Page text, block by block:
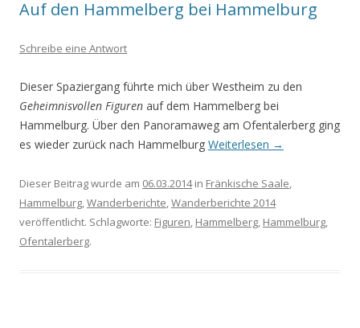
Auf den Hammelberg bei Hammelburg
Schreibe eine Antwort
Dieser Spaziergang führte mich über Westheim zu den
Geheimnisvollen Figuren auf dem Hammelberg bei
Hammelburg. Über den Panoramaweg am Ofentalerberg ging
es wieder zurück nach Hammelburg Weiterlesen →
Dieser Beitrag wurde am 06.03.2014in Fränkische Saale,
Hammelburg,Wanderberichte,Wanderberichte 2014
veröffentlicht. Schlagworte: Figuren, Hammelberg, Hammelburg,
Ofentalerberg.